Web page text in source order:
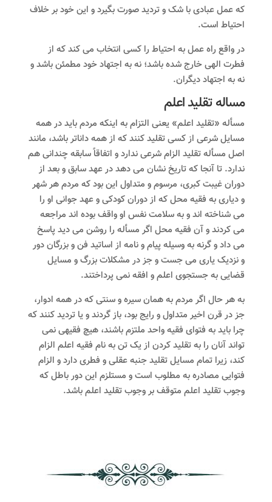
که عمل عبادی با شک و تردید صورت بگیرد و این خود بر خلاف
احتیاط است.
در واقع راه عمل به احتیاط را کسی انتخاب می کند که از
فطرت الهی خارج شده باشد؛ نه به اجتهاد خود مطمئن باشد و
نه به اجتهاد دیگران.
مساله تقلید اعلم
مسأله «تقلید اعلم» یعنى التزام به اینکه مردم باید در همه
مسایل شرعی از کسی تقلید کنند که از همه داناتر باشد، مانند
اصل مسأله تقلید الزام شرعی ندارد و اتفاقاً سابقه چندانی هم
ندارد. تا آنجا که تاریخ نشان می دهد در عهد سابق و بعد از
دوران غیبت کبری، مرسوم و متداول این بود که مردم هر شهر
و دیاری به فقیه محل که از دوران کودکی و عهد جوانی او را
می شناخته اند و به سلامت نفس او واقف بوده اند مراجعه
می کردند و آن فقیه محل اگر مسأله را روشن می دید پاسخ
می داد و گرنه به وسیله پیام و نامه از اساتید فن و بزرگان دور
و نزدیک یاری می جست و جز در مشکلات بزرگ و مسایل
قضایی به جستجوی اعلم و افقه نمی پرداختند.
به هر حال اگر مردم به همان سیره و سنتی که در همه ادوار،
جز در قرن اخیر متداول و رایج بود، باز گردند و یا تردید کنند که
چرا باید به فتوای فقیه واحد ملتزم باشند، هیچ فقیهی نمی
تواند آنان را به تقلید کردن از یک تن به نام فقیه اعلم الزام
کند، زیرا تمام مسایل تقلید جنبه عقلی و فطری دارد و الزام
فتوایی مصادره به مطلوب است و مستلزم این دور باطل که
وجوب تقلید اعلم متوقف بر وجوب تقلید اعلم باشد.